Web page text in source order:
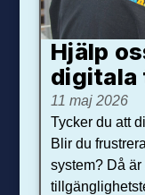
Hjälp
digitala
11 maj 2026
Tycker du att
Blir du
system? Då